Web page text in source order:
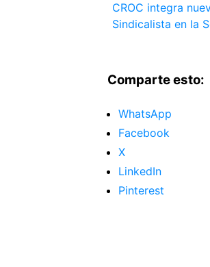
CROC integra
Sindicalista en la
Comparte esto:
WhatsApp
Facebook
X
LinkedIn
Pinterest